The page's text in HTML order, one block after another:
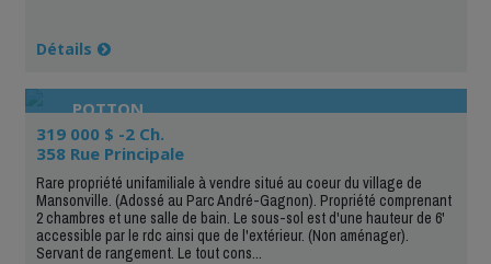
Détails
POTTON
319 000 $ -2 Ch.
358 Rue Principale
Rare propriété unifamiliale à vendre situé au coeur du village de
Mansonville. (Adossé au Parc André-Gagnon). Propriété comprenant
2 chambres et une salle de bain. Le sous-sol est d'une hauteur de 6'
accessible par le rdc ainsi que de l'extérieur. (Non aménager).
Servant de rangement. Le tout cons...